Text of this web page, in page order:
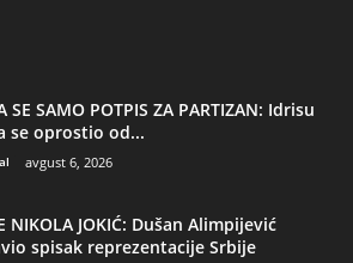
SE SAMO POTPIS ZA PARTIZAN: Idrisu
se oprostio od...
avgust 6, 2026
NIKOLA JOKIĆ: Dušan Alimpijević
spisak reprezentacije Srbije